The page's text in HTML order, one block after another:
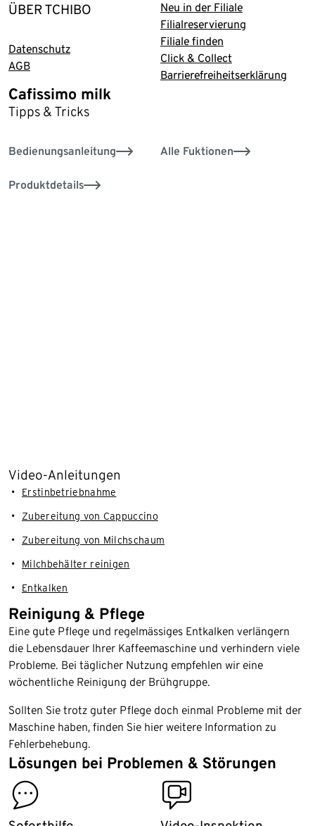
ÜBER TCHIBO
Datenschutz
AGB
Neu in der Filiale
Filialreservierung
Filiale finden
Click & Collect
Barrierefreiheitserklärung
Cafissimo milk
Tipps & Tricks
Bedienungsanleitung Alle Fuktionen
Produktdetails
Video-Anleitungen
Erstinbetriebnahme
Zubereitung von Cappuccino
Zubereitung von Milchschaum
Milchbehälter reinigen
Entkalken
Reinigung & Pflege
Eine gute Pflege und regelmässiges Entkalken verlängern
die Lebensdauer Ihrer Kaffeemaschine und verhindern viele
Probleme. Bei täglicher Nutzung empfehlen wir eine
wöchentliche Reinigung der Brühgruppe.
Sollten Sie trotz guter Pflege doch einmal Probleme mit der
Maschine haben, finden Sie hier weitere Information zu
Fehlerbehebung.
Lösungen bei Problemen & Störungen
contact video_inspection